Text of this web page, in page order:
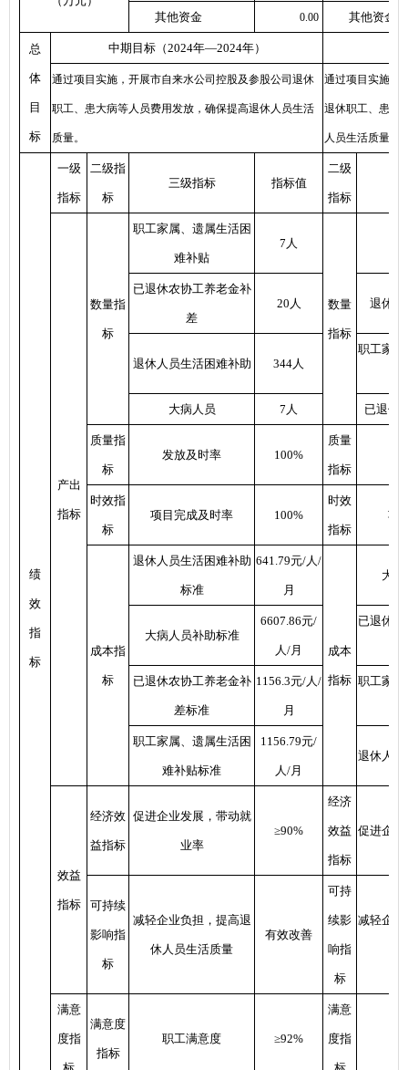
其他资金 0.00 其他资金
总
体
目
标
中期目标（2024年—2024年）
通过项目实施，开展市自来水公司控股及参股公司退休
职工、患大病等人员费用发放，确保提高退休人员生活
质量。
通过项目实施，
退休职工、患大
人员生活质量。
绩
效
指
标
一级
指标
二级指
标
三级指标 指标值
二级
指标
产出
指标
数量指
标
职工家属、遗属生活困
难补贴
7人
数量
指标
已退休农协工养老金补
差
20人 退休人
退休人员生活困难补助 344人
职工家
大病人员 7人 已退休
质量指
标
发放及时率 100%
质量
指标
时效指
标
项目完成及时率 100%
时效
指标
项
成本指
标
退休人员生活困难补助
标准
641.79元/人/
月
成本
指标
大
大病人员补助标准
6607.86元/
人/月
已退休
已退休农协工养老金补
差标准
1156.3元/人/
月
职工家
职工家属、遗属生活困
难补贴标准
1156.79元/
人/月
退休人
效益
指标
经济效
益指标
促进企业发展，带动就
业率
≥90%
经济
效益
指标
促进企
可持续
影响指
标
减轻企业负担，提高退
休人员生活质量
有效改善
可持
续影
响指
标
减轻企
满意
度指
满意度
指标
职工满意度 ≥92%
满意
度指